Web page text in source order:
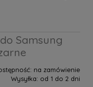
Samsung
na zamówienie
Wysyłka: od 1 do 2 dni